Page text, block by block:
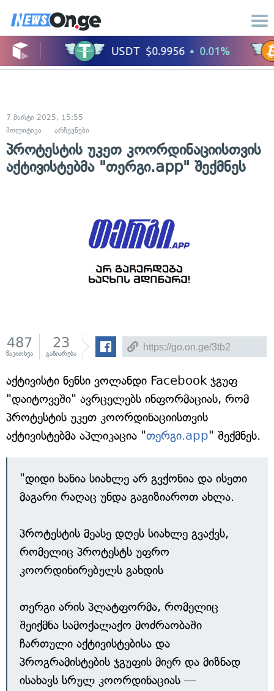
7 მარტი 2025, 15:55
პოლიტიკა
არჩევნები
პროტესტის უკეთ კოორდინაციისთვის
აქტივისტებმა "თერგი.app" შექმნეს
487
წაკითხვა
23
გაზიარება
აქტივისტი ნენსი ვოლანდი Facebook ჯგუფ
"დაიტოვეში" ავრცელებს ინფორმაციას, რომ
პროტესტის უკეთ კოორდინაციისთვის
აქტივისტებმა აპლიკაცია "თერგი.app" შექმნეს.
"დიდი ხანია სიახლე არ გვქონია და ისეთი
მაგარი რაღაც უნდა გაგიზიაროთ ახლა.
პროტესტის მეასე დღეს სიახლე გვაქვს,
რომელიც პროტესტს უფრო
კოორდინირებულს გახდის
თერგი არის პლატფორმა, რომელიც
შეიქმნა სამოქალაქო მოძრაობაში
ჩართული აქტივისტებისა და
პროგრამისტების ჯგუფის მიერ და მიზნად
ისახავს სრულ კოორდინაციას —